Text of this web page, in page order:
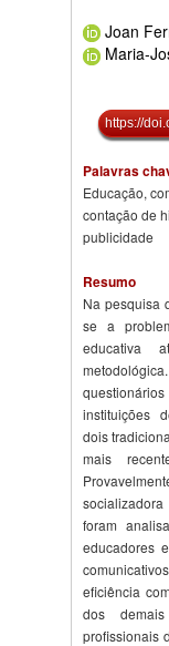
Joan
Maria-
https://
Palavras
Educação,
contação de
publicidade
Resumo
Na pesquisa
se a
educativa
instituições
dois
mais
foram
educadores
eficiência
dos
profissionais